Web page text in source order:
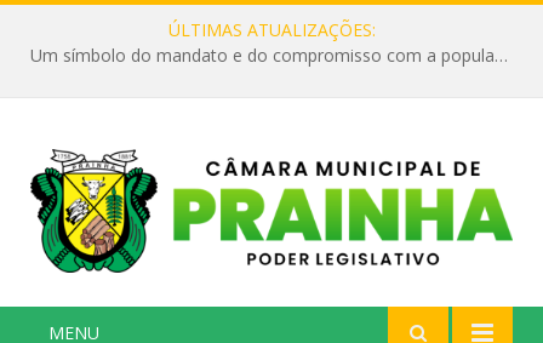
ÚLTIMAS ATUALIZAÇÕES:
Um símbolo do mandato e do compromisso com a população
MENU